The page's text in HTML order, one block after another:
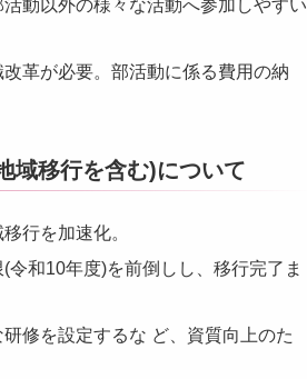
動以外の様々な活動へ参加しやすい
革が必要。部活動に係る費用の納
域移行を含む)について
行を加速化。
和10年度)を前倒しし、移行完了ま
修を設定するな ど、資質向上のた